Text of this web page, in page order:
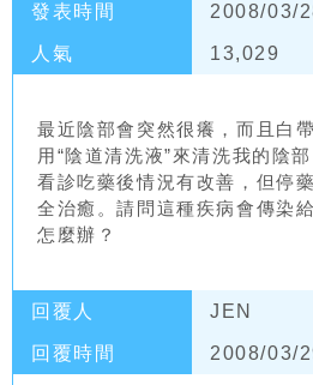
發表時間 2008/03/
人氣 13,029
最近陰部會突然很癢，而且白
用“陰道清洗液”來清洗我的陰
看診吃藥後情況有改善，但停
全治癒。請問這種疾病會傳染
怎麼辦？
回覆人 JEN
回覆時間 2008/03/